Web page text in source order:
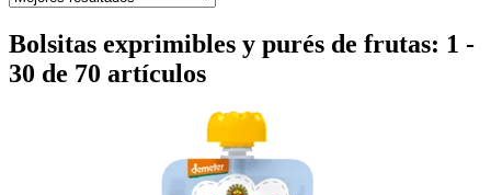
Bolsitas exprimibles y purés de frutas: 1 -
30 de 70 artículos